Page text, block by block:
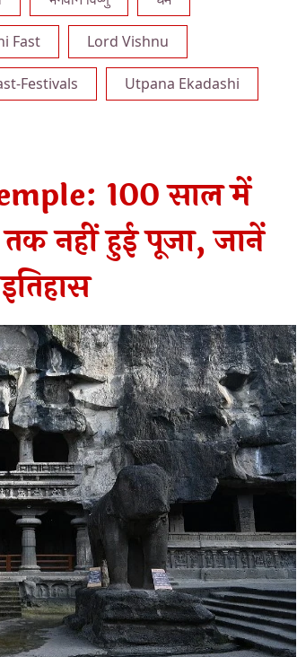
Fast Lord Vishnu
Festivals Utpana Ekadashi
100 साल में
नहीं हुई पूजा, जानें